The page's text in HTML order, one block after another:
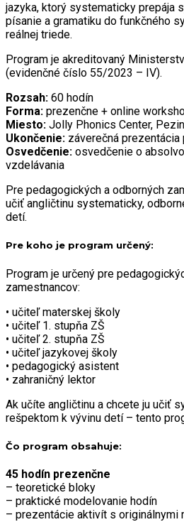
jazyka, ktorý systematicky prepája
písanie a gramatiku do funkčného
reálnej triede.
Program je akreditovaný
(evidenčné číslo 55/2023 – IV).
Rozsah: 60 hodín
Forma: prezenčne + online
Miesto: Jolly Phonics Center,
Ukončenie: záverečná
Osvedčenie: osvedčenie o
vzdelávania
Pre pedagogických a odborných
učiť angličtinu systematicky,
detí.
Pre koho je program určený:
Program je určený pre
zamestnancov:
• učiteľ materskej školy
• učiteľ 1. stupňa ZŠ
• učiteľ 2. stupňa ZŠ
• učiteľ jazykovej školy
• pedagogický asistent
• zahraničný lektor
Ak učíte angličtinu a chcete ju učiť
rešpektom k vývinu detí – tento
Čo program obsahuje:
45 hodín prezenčne
– teoretické bloky
– praktické modelovanie hodín
– prezentácie aktivít s originálnymi